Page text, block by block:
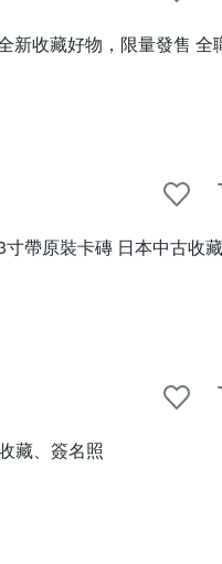
新收藏好物，限量發售 全
帶原裝卡磚 日本中古收
藏、簽名照